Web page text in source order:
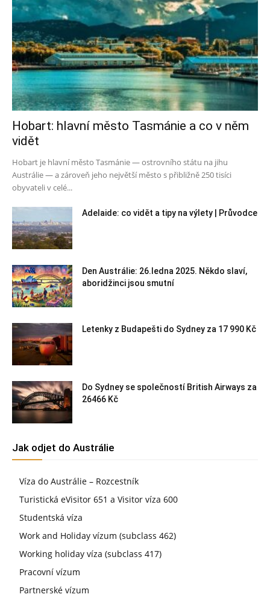
Hobart: hlavní město Tasmánie a co v něm
vidět
Hobart je hlavní město Tasmánie — ostrovního státu na jihu
Austrálie — a zároveň jeho největší město s přibližně 250 tisíci
obyvateli v celé...
Adelaide: co vidět a tipy na výlety | Průvodce
Den Austrálie: 26.ledna 2025. Někdo slaví,
aboridžinci jsou smutní
Letenky z Budapešti do Sydney za 17 990 Kč
Do Sydney se společností British Airways za
26466 Kč
Jak odjet do Austrálie
Víza do Austrálie – Rozcestník
Turistická eVisitor 651 a Visitor víza 600
Studentská víza
Work and Holiday vízum (subclass 462)
Working holiday víza (subclass 417)
Pracovní vízum
Partnerské vízum